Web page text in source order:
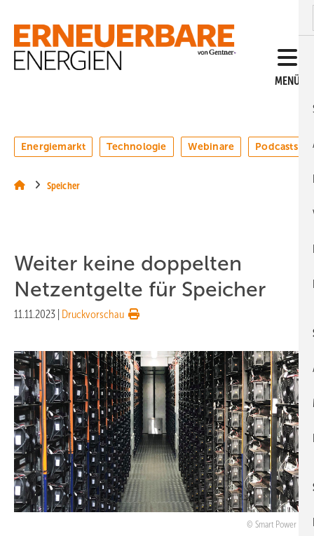
Hauptinhalt
Hauptmenü
SiteSearch
MENÜ
Energiemarkt Technologie Webinare Podcasts
Speicher
Weiter keine doppelten
Netzentgelte für Speicher
11.11.2023 Druckvorschau
Smart Power